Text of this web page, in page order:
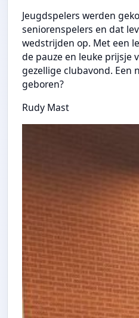
Jeugdspelers werden
seniorenspelers en dat
wedstrijden op. Met een
de pauze en leuke prijsje
gezellige clubavond. Een
geboren?
Rudy Mast